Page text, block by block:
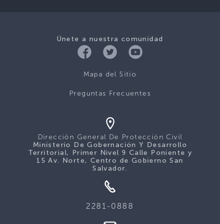
Únete a nuestra comunidad
Mapa del Sitio
Preguntas Frecuentes
Dirección General De Protección Civil
Ministerio De Gobernación Y Desarrollo
Territorial, Primer Nivel 9 Calle Poniente y
15 Av. Norte, Centro de Gobierno San
Salvador.
2281-0888